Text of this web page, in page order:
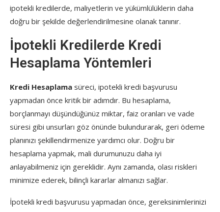
ipotekli kredilerde, maliyetlerin ve yükümlülüklerin daha
doğru bir şekilde değerlendirilmesine olanak tanınır.
İpotekli Kredilerde Kredi
Hesaplama Yöntemleri
Kredi Hesaplama süreci, ipotekli kredi başvurusu
yapmadan önce kritik bir adımdır. Bu hesaplama,
borçlanmayı düşündüğünüz miktar, faiz oranları ve vade
süresi gibi unsurları göz önünde bulundurarak, geri ödeme
planınızı şekillendirmenize yardımcı olur. Doğru bir
hesaplama yapmak, mali durumunuzu daha iyi
anlayabilmeniz için gereklidir. Aynı zamanda, olası riskleri
minimize ederek, bilinçli kararlar almanızı sağlar.
İpotekli kredi başvurusu yapmadan önce, gereksinimlerinizi